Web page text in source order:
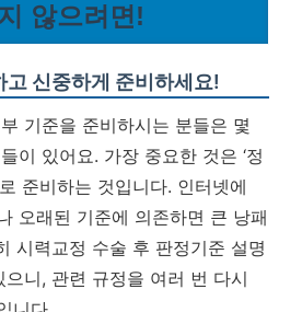
않으려면!
고 신중하게 준비하세요!
기준을 준비하시는 분들은 몇
이 있어요. 가장 중요한 것은 ‘정
준비하는 것입니다. 인터넷에
오래된 기준에 의존하면 큰 낭패
시력교정 수술 후 판정기준 설명
니, 관련 규정을 여러 번 다시